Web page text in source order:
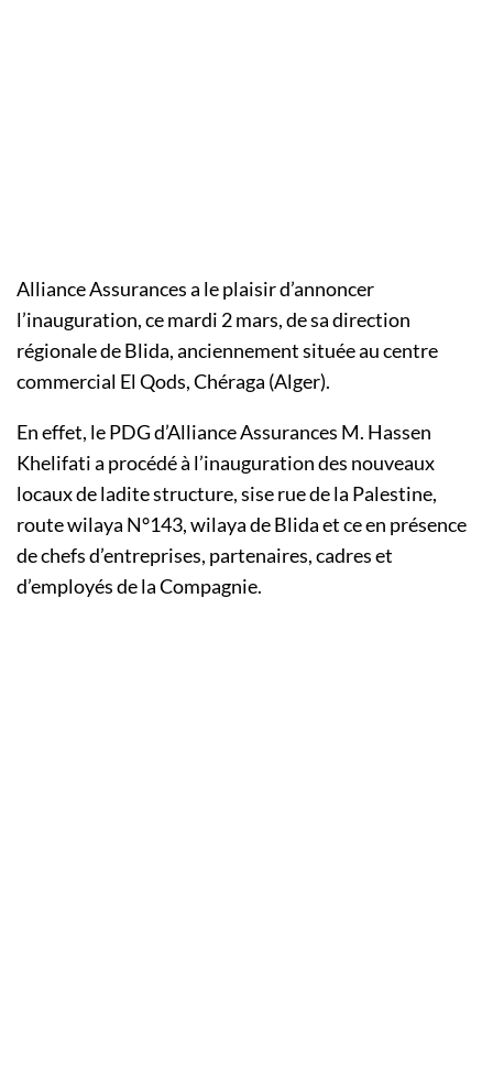
Alliance Assurances a le plaisir d’annoncer
l’inauguration, ce mardi 2 mars, de sa direction
régionale de Blida, anciennement située au centre
commercial El Qods, Chéraga (Alger).
En effet, le PDG d’Alliance Assurances M. Hassen
Khelifati a procédé à l’inauguration des nouveaux
locaux de ladite structure, sise rue de la Palestine,
route wilaya N°143, wilaya de Blida et ce en présence
de chefs d’entreprises, partenaires, cadres et
d’employés de la Compagnie.